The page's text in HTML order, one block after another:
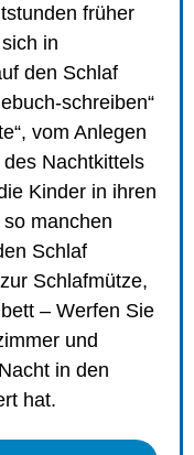
früher
in
den Schlaf
schreiben“
vom Anlegen
Nachtkittels
Kinder in ihren
manchen
Schlaf
Schlafmütze,
– Werfen Sie
und
in den
hat.